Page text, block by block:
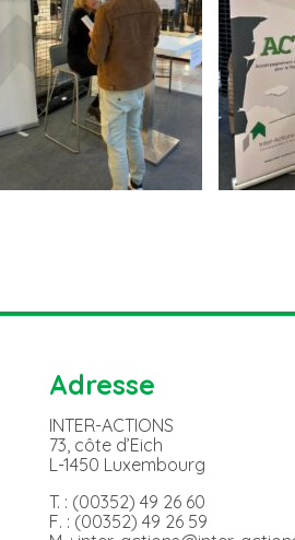
Adresse
INTER-ACTIONS
73, côte d’Eich
L-1450 Luxembourg
T. : (00352) 49 26 60
F. : (00352) 49 26 59